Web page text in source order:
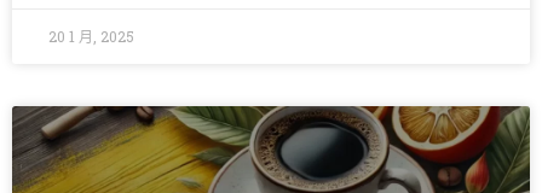
20 1 月, 2025